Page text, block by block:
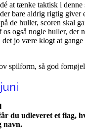
at tænke taktisk i
bare aldrig rigtig giver
de huller, scoren skal
os også nogle huller, der
jo være klogt at gange
spilform, så god
du udleveret et flag,
navn.